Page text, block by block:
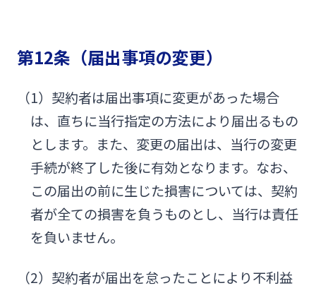
第12条（届出事項の変更）
（1）契約者は届出事項に変更があった場合
は、直ちに当行指定の方法により届出るもの
とします。また、変更の届出は、当行の変更
手続が終了した後に有効となります。なお、
この届出の前に生じた損害については、契約
者が全ての損害を負うものとし、当行は責任
を負いません。
（2）契約者が届出を怠ったことにより不利益